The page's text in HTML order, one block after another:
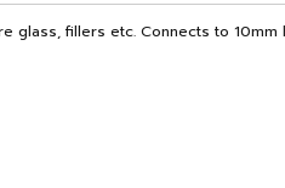
glass, fillers etc. Connects to